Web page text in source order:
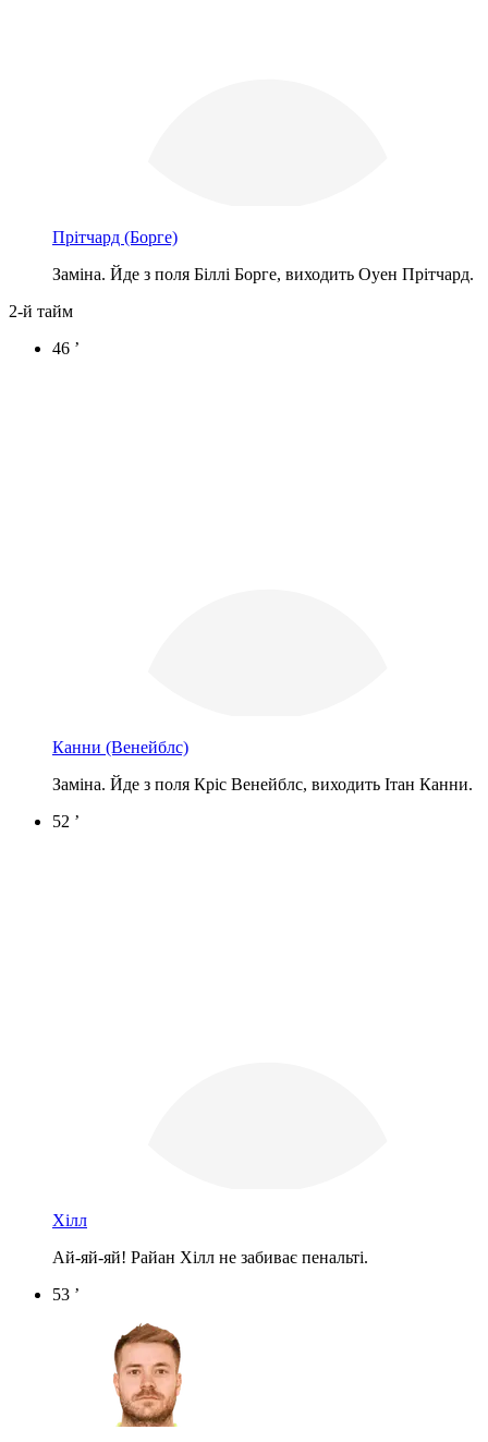
Прітчард (Борге)
Заміна. Йде з поля Біллі Борге, виходить Оуен Прітчард.
2-й тайм
46 ’
Канни (Венейблс)
Заміна. Йде з поля Кріс Венейблс, виходить Ітан Канни.
52 ’
Хілл
Ай-яй-яй! Райан Хілл не забиває пенальті.
53 ’